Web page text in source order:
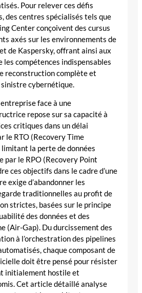
Pour relever ces défis
des centres spécialisés tels que
Center conçoivent des cursus
axés sur les environnements de
de Kaspersky, offrant ainsi aux
les compétences indispensables
reconstruction complète et
sinistre cybernétique.
face à une
repose sur sa capacité à
critiques dans un délai
le RTO (Recovery Time
la perte de données
par le RPO (Recovery Point
ces objectifs dans le cadre d’une
exige d’abandonner les
traditionnelles au profit de
strictes, basées sur le principe
des données et des
(Air-Gap). Du durcissement des
à l’orchestration des pipelines
chaque composant de
doit être pensé pour résister
initialement hostile et
Cet article détaillé analyse